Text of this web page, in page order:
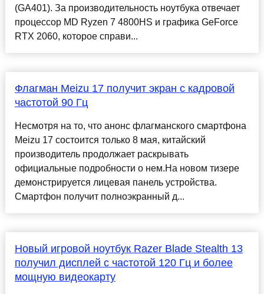
(GA401). За производительность ноутбука отвечает
процессор MD Ryzen 7 4800HS и графика GeForce
RTX 2060, которое справи...
Флагман Meizu 17 получит экран с кадровой
частотой 90 Гц
Несмотря на то, что анонс флагманского смартфона
Meizu 17 состоится только 8 мая, китайский
производитель продолжает раскрывать
официальные подробности о нем.На новом тизере
демонстрируется лицевая панель устройства.
Смартфон получит полноэкранный д...
Новый игровой ноутбук Razer Blade Stealth 13
получил дисплей с частотой 120 Гц и более
мощную видеокарту